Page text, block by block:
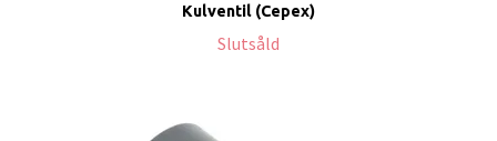
Kulventil (Cepex)
Slutsåld